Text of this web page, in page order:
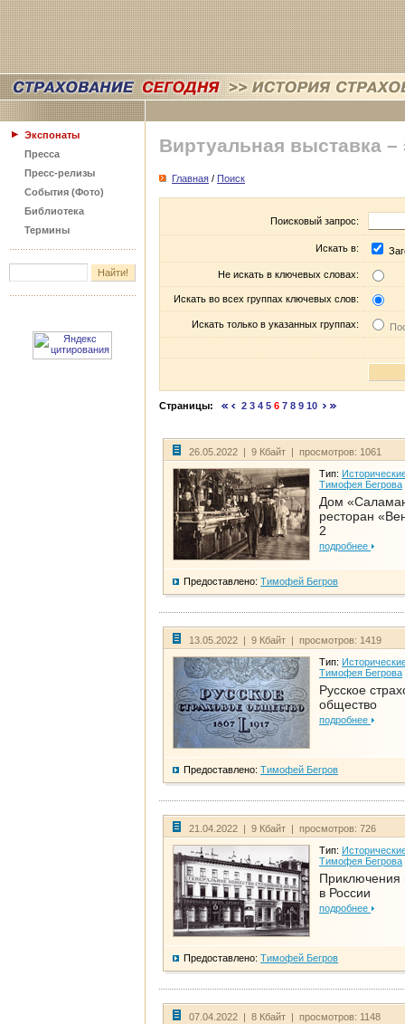
Экспонаты
Пресса
Пресс-релизы
События (Фото)
Библиотека
Термины
Виртуальная выставка –
Главная / Поиск
Поисковый запрос:
Искать в:
Не искать в ключевых словах:
Искать во всех группах ключевых слов:
Искать только в указанных группах:
Страницы: 2 3 4 5 6 7 8 9 10
26.05.2022 | 9 Кбайт | просмотров: 1061
Тип:
Тимофея Бегрова
Дом
ресторан
2
подробнее
Предоставлено: Тимофей Бегров
13.05.2022 | 9 Кбайт | просмотров: 1419
Тип:
Тимофея Бегрова
Русское
общество
подробнее
Предоставлено: Тимофей Бегров
21.04.2022 | 9 Кбайт | просмотров: 726
Тип:
Тимофея Бегрова
Приключения
в России
подробнее
Предоставлено: Тимофей Бегров
07.04.2022 | 8 Кбайт | просмотров: 1148